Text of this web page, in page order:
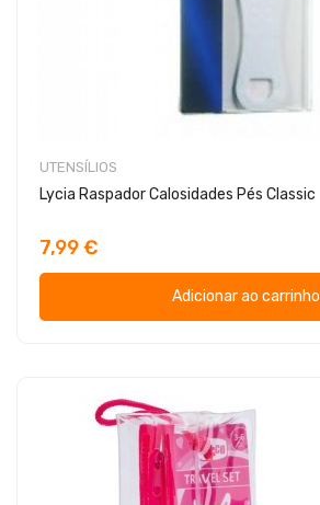
UTENSÍLIOS
Lycia Raspador Calosidades Pés Classic
7,99 €
Adicionar ao carrinho